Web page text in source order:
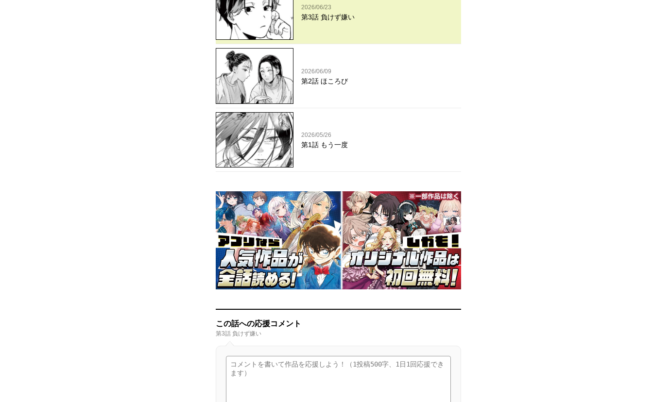
2026/06/23
第3話 負けず嫌い
2026/06/09
第2話 ほころび
2026/05/26
第1話 もう一度
この話への応援コメント
第3話 負けず嫌い